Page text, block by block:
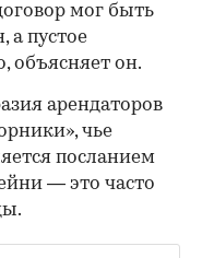
мог быть
а пустое
объясняет он.
арендаторов
чье
посланием
— это часто